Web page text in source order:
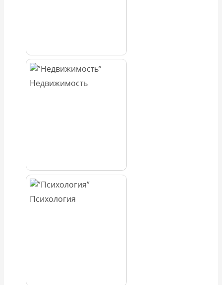
Недвижимость
Психология